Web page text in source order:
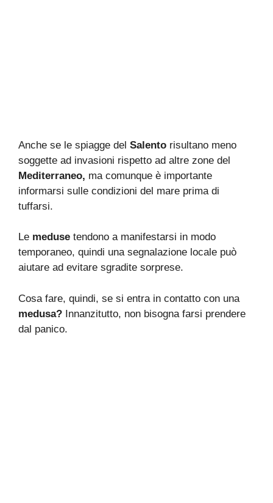
Anche se le spiagge del Salento risultano meno
soggette ad invasioni rispetto ad altre zone del
Mediterraneo, ma comunque è importante
informarsi sulle condizioni del mare prima di
tuffarsi.
Le meduse tendono a manifestarsi in modo
temporaneo, quindi una segnalazione locale può
aiutare ad evitare sgradite sorprese.
Cosa fare, quindi, se si entra in contatto con una
medusa? Innanzitutto, non bisogna farsi prendere
dal panico.